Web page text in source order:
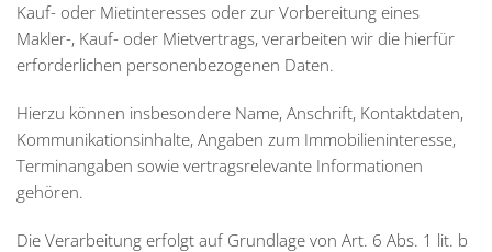
Kauf- oder Mietinteresses oder zur Vorbereitung eines
Makler-, Kauf- oder Mietvertrags, verarbeiten wir die hierfür
erforderlichen personenbezogenen Daten.
Hierzu können insbesondere Name, Anschrift, Kontaktdaten,
Kommunikationsinhalte, Angaben zum Immobilieninteresse,
Terminangaben sowie vertragsrelevante Informationen
gehören.
Die Verarbeitung erfolgt auf Grundlage von Art. 6 Abs. 1 lit. b